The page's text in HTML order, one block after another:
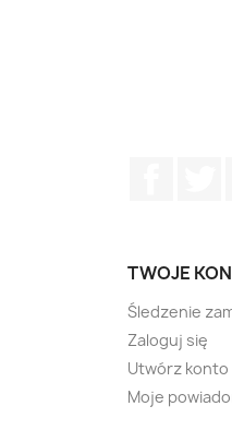
TWOJE
Śledzenie
Zaloguj się
Utwórz konto
Moje